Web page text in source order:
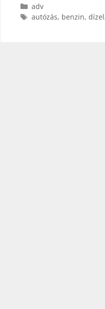
Kategória
adv
Címkék
autózás, benzin, dízel